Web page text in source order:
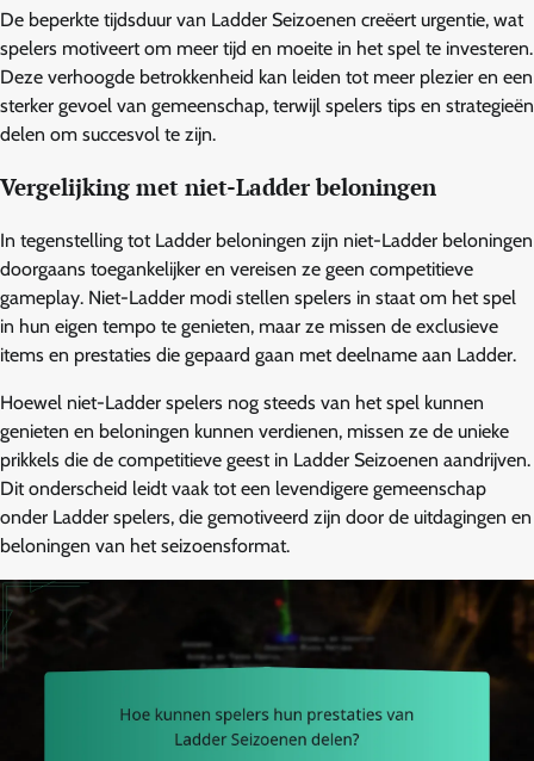
De beperkte tijdsduur van Ladder Seizoenen creëert urgentie, wat
spelers motiveert om meer tijd en moeite in het spel te investeren.
Deze verhoogde betrokkenheid kan leiden tot meer plezier en een
sterker gevoel van gemeenschap, terwijl spelers tips en strategieën
delen om succesvol te zijn.
Vergelijking met niet-Ladder beloningen
In tegenstelling tot Ladder beloningen zijn niet-Ladder beloningen
doorgaans toegankelijker en vereisen ze geen competitieve
gameplay. Niet-Ladder modi stellen spelers in staat om het spel
in hun eigen tempo te genieten, maar ze missen de exclusieve
items en prestaties die gepaard gaan met deelname aan Ladder.
Hoewel niet-Ladder spelers nog steeds van het spel kunnen
genieten en beloningen kunnen verdienen, missen ze de unieke
prikkels die de competitieve geest in Ladder Seizoenen aandrijven.
Dit onderscheid leidt vaak tot een levendigere gemeenschap
onder Ladder spelers, die gemotiveerd zijn door de uitdagingen en
beloningen van het seizoensformat.